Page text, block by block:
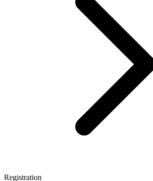
Registration